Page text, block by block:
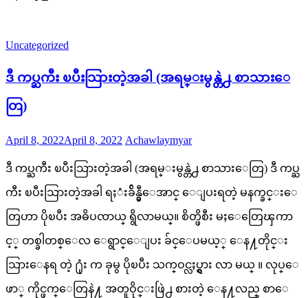
Uncategorized
ဒီ ကပ္ႀကီး ၿပီးသြားတဲ့အခါ (အရမ္းမွန္တဲ႕ စာသားေ
တြ)
Posted
April 8, 2022April 8, 2022 Author
Achawlaymyar
ဒီ ကပ္ႀကီး ၿပီးသြားတဲ့အခါ (အရမ္းမွန္တဲ႕ စာသားေတြ) ဒီ ကပ္ႀ
ကီး ၿပီးသြားတဲ့အခါ ရႈံးခ်ိန္မွီေအာင္ ေျပးရတဲ့ မနက္ခင္းေ
တြဟာ ပိုၿပီး အဓိပၸာယ္ ရွိလာမယ္။ စိတ္ဖိစီး မႈေတြေၾကာ
င့္ တစ္ခါတစ္ေလ ေရွာင္ေျပး ခ်င္ေပမယ့္ ေန႔တိုင္း
သြားေနရ တဲ့ ႐ုံး က ခုမွ ပိုၿပီး သက္ဝင္လႈပ္ရွား လာ မယ္ ။ လုပ္ေ
ဖာ္ ကိုင္ဖက္ေတြနဲ႔ အတူဝိုင္းဖြဲ႕ စားတဲ့ ေန႔လည္ စာေ